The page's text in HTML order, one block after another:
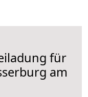
für
am